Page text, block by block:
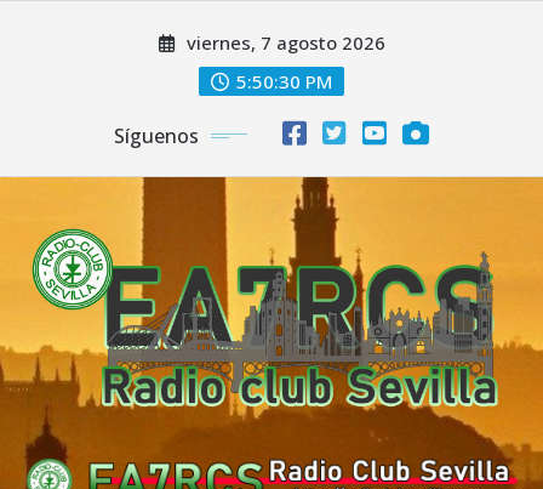
viernes, 7 agosto 2026
5:50:32 PM
Síguenos